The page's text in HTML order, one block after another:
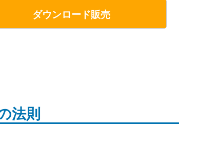
ダウンロード販売
法則